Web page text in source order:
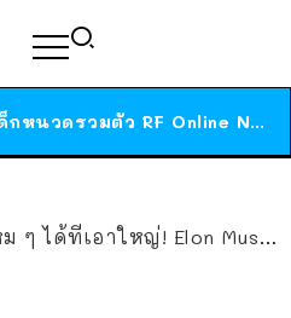
ได้เวลาเด็กหนวดรวมตัว RF Online Next เปิดให้เล่นแล้ว เกม Sci-Fi MMORPG ระดับตำนาน เล่นได้ทั้งมือถือและ PC
ร้านอาหารในนิวยอร์กประกาศปิดตัวลง หลังอยู่มานานกว่า 45 ปี ติดป้ายขอบคุณลูกค้าทุกคน แถมสูตรทำไวท์ซอสให้แบบจัดเต็ม
ได้ทีเอาใหญ่! Elon Musk แซวเฟซบุ๊ก-ไอจีล่ม